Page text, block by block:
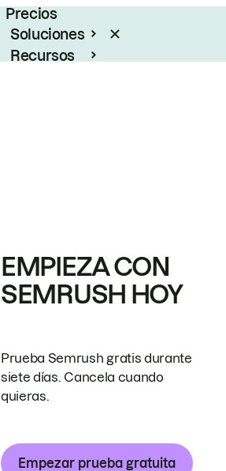
Precios
Soluciones
Recursos
EMPIEZA CON
SEMRUSH HOY
Prueba Semrush gratis durante
siete días. Cancela cuando
quieras.
Empezar prueba gratuita